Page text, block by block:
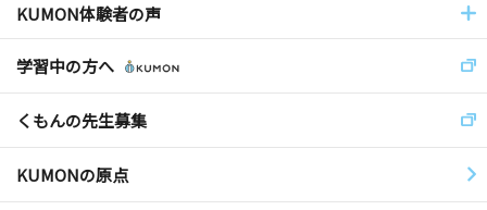
KUMON体験者の声
学習中の方へ
くもんの先生募集
KUMONの原点